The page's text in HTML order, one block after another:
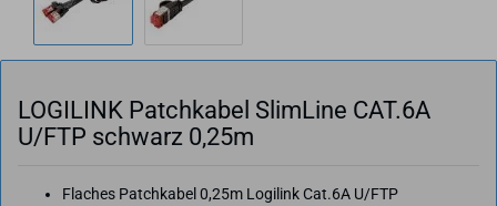
LO­GI­LINK Patch­ka­bel Slim­Li­ne CAT.6A
U/FTP schwarz 0,25m
Flaches Patchkabel 0,25m Logilink Cat.6A U/FTP